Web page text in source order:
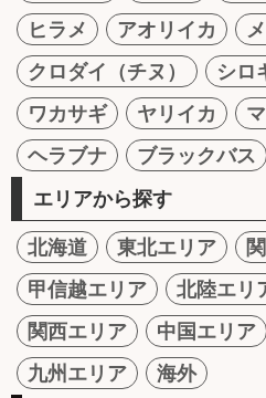
ヒラメ
アオリイカ
クロダイ（チヌ）
シロ
ワカサギ
ヤリイカ
ヘラブナ
ブラックバス
エリアから探す
北海道 東北エリア
甲信越エリア
北陸エリ
関西エリア
中国エリア
九州エリア
海外